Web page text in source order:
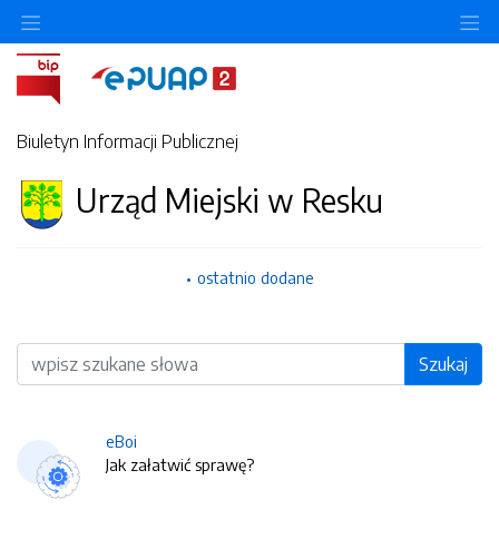
Biuletyn Informacji Publicznej
Urząd Miejski w Resku
ostatnio dodane
Wyszukiwarka Szukaj
eBoi
Jak załatwić sprawę?